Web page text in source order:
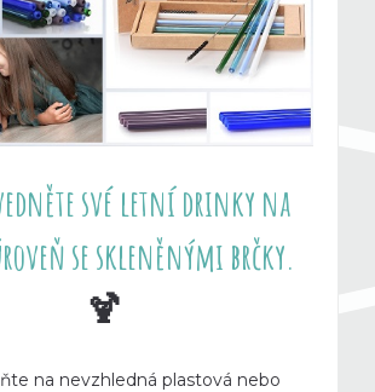
své letní drinky na
se skleněnými brčky.
🍹
na nevzhledná plastová nebo